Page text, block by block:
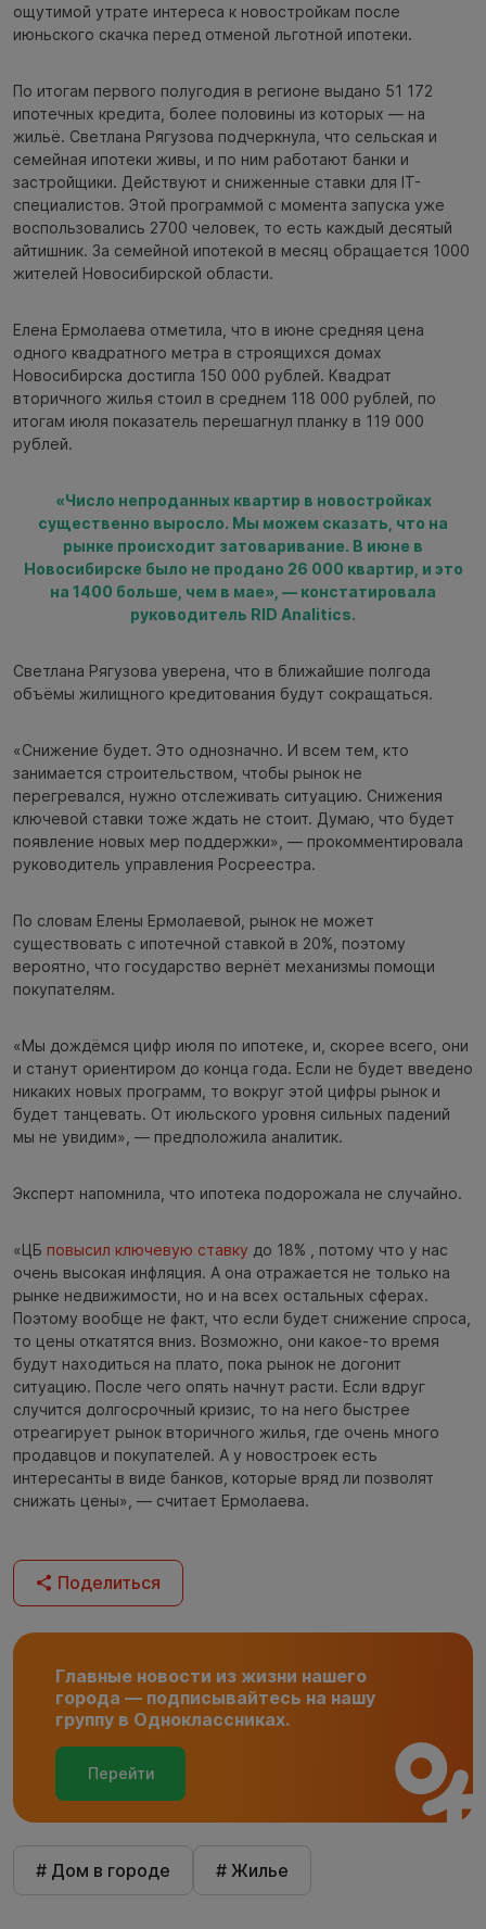
ощутимой утрате интереса к новостройкам после
июньского скачка перед отменой льготной ипотеки.
По итогам первого полугодия в регионе выдано 51 172
ипотечных кредита, более половины из которых — на
жильё. Светлана Рягузова подчеркнула, что сельская и
семейная ипотеки живы, и по ним работают банки и
застройщики. Действуют и сниженные ставки для IT-
специалистов. Этой программой с момента запуска уже
воспользовались 2700 человек, то есть каждый десятый
айтишник. За семейной ипотекой в месяц обращается 1000
жителей Новосибирской области.
Елена Ермолаева отметила, что в июне средняя цена
одного квадратного метра в строящихся домах
Новосибирска достигла 150 000 рублей. Квадрат
вторичного жилья стоил в среднем 118 000 рублей, по
итогам июля показатель перешагнул планку в 119 000
рублей.
«Число непроданных квартир в новостройках
существенно выросло. Мы можем сказать, что на
рынке происходит затоваривание. В июне в
Новосибирске было не продано 26 000 квартир, и это
на 1400 больше, чем в мае», — констатировала
руководитель RID Analitics.
Светлана Рягузова уверена, что в ближайшие полгода
объёмы жилищного кредитования будут сокращаться.
«Снижение будет. Это однозначно. И всем тем, кто
занимается строительством, чтобы рынок не
перегревался, нужно отслеживать ситуацию. Снижения
ключевой ставки тоже ждать не стоит. Думаю, что будет
появление новых мер поддержки», — прокомментировала
руководитель управления Росреестра.
По словам Елены Ермолаевой, рынок не может
существовать с ипотечной ставкой в 20%, поэтому
вероятно, что государство вернёт механизмы помощи
покупателям.
«Мы дождёмся цифр июля по ипотеке, и, скорее всего, они
и станут ориентиром до конца года. Если не будет введено
никаких новых программ, то вокруг этой цифры рынок и
будет танцевать. От июльского уровня сильных падений
мы не увидим», — предположила аналитик.
Эксперт напомнила, что ипотека подорожала не случайно.
«ЦБ повысил ключевую ставку до 18% , потому что у нас
очень высокая инфляция. А она отражается не только на
рынке недвижимости, но и на всех остальных сферах.
Поэтому вообще не факт, что если будет снижение спроса,
то цены откатятся вниз. Возможно, они какое-то время
будут находиться на плато, пока рынок не догонит
ситуацию. После чего опять начнут расти. Если вдруг
случится долгосрочный кризис, то на него быстрее
отреагирует рынок вторичного жилья, где очень много
продавцов и покупателей. А у новостроек есть
интересанты в виде банков, которые вряд ли позволят
снижать цены», — считает Ермолаева.
Поделиться
Главные новости из жизни нашего
города — подписывайтесь на нашу
группу в Одноклассниках.
Перейти
# Дом в городе # Жилье